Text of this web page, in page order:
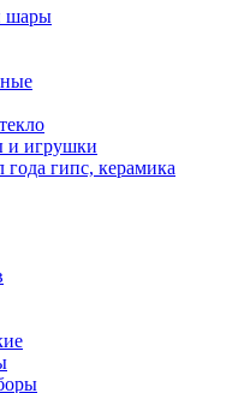
шары
и игрушки
гипс, керамика